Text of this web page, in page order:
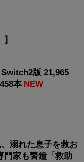
Switch2版 21,965
本 NEW
、溺れた息子を救お
門家も警鐘「救助